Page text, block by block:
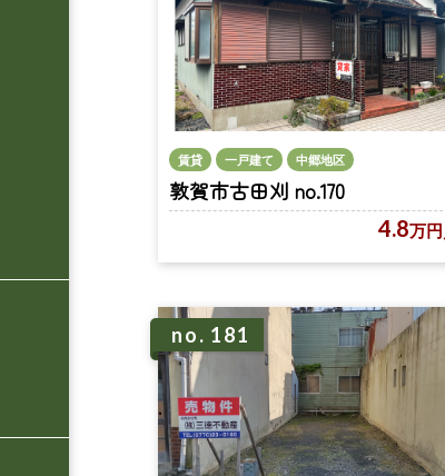
賃貸 一戸建て 中郷地区
敦賀市古田刈 no.170
4.8万円
no. 181